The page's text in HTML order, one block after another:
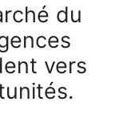
du
vers